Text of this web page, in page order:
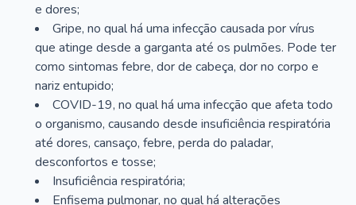
e dores;
Gripe, no qual há uma infecção causada por vírus
que atinge desde a garganta até os pulmões. Pode ter
como sintomas febre, dor de cabeça, dor no corpo e
nariz entupido;
COVID-19, no qual há uma infecção que afeta todo
o organismo, causando desde insuficiência respiratória
até dores, cansaço, febre, perda do paladar,
desconfortos e tosse;
Insuficiência respiratória;
Enfisema pulmonar, no qual há alterações